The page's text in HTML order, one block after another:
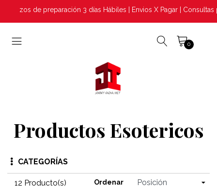
de preparación 3 días Hábiles | Envios X Pagar | Consultas
0
Productos Esotericos
CATEGORÍAS
12 Producto(s)
Ordenar